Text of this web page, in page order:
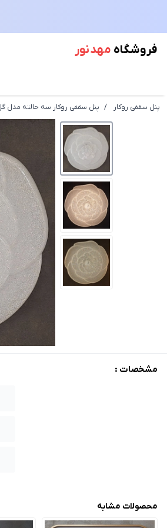
فروشگاه مهد نور
پنل سقفی روکار / پنل سقفی روکار سه حالته مدل گل
مشخصات :
محصولات مشابه